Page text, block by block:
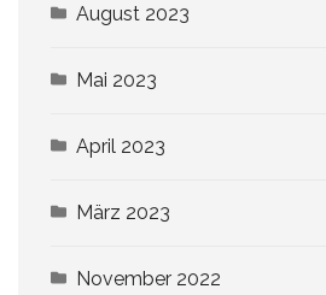
August 2023
Mai 2023
April 2023
März 2023
November 2022